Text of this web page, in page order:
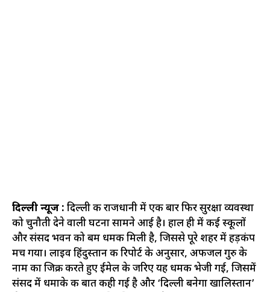
दिल्ली न्यूज : दिल्ली की राजधानी में एक बार फिर सुरक्षा व्यवस्था
को चुनौती देने वाली घटना सामने आई है। हाल ही में कई स्कूलों
और संसद भवन को बम धमकी मिली है, जिससे पूरे शहर में हड़कंप
मच गया। लाइव हिंदुस्तान की रिपोर्ट के अनुसार, अफजल गुरु के
नाम का जिक्र करते हुए ईमेल के जरिए यह धमकी भेजी गई, जिसमें
संसद में धमाके की बात कही गई है और ‘दिल्ली बनेगा खालिस्तान’